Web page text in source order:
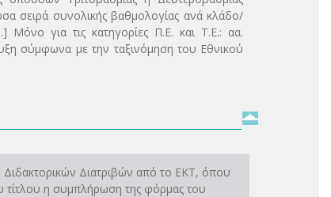
σειρά συνολικής βαθμολογίας ανά κλάδο/
Μόνο για τις κατηγορίες Π.Ε. και Τ.Ε.: αα.
σύμφωνα με την ταξινόμηση του Εθνικού
Διατριβών από το ΕΚΤ, όπου
τίτλου η συμπλήρωση της φόρμας του